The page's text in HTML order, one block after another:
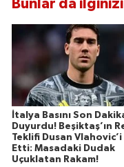
Bunlar da
İtalya Basını Son
Duyurdu! Beşiktaş’ın
Teklifi Dusan Vlahovic’i
Etti: Masadaki Dudak
Uçuklatan Rakam!